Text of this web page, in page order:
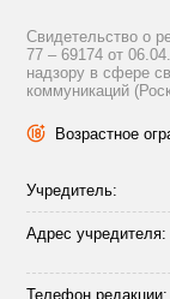
Свидетельство о
77 – 69174 от
надзору в сфере
коммуникаций
Возрастное
Учредитель:
Адрес учредителя:
Телефон редакции: